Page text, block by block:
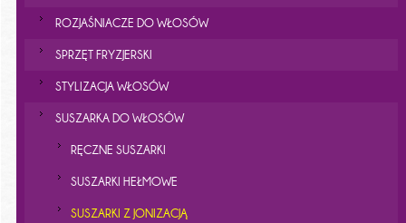
ROZJAŚNIACZE DO WŁOSÓW
SPRZĘT FRYZJERSKI
STYLIZACJA WŁOSÓW
SUSZARKA DO WŁOSÓW
RĘCZNE SUSZARKI
SUSZARKI HEŁMOWE
SUSZARKI Z JONIZACJĄ